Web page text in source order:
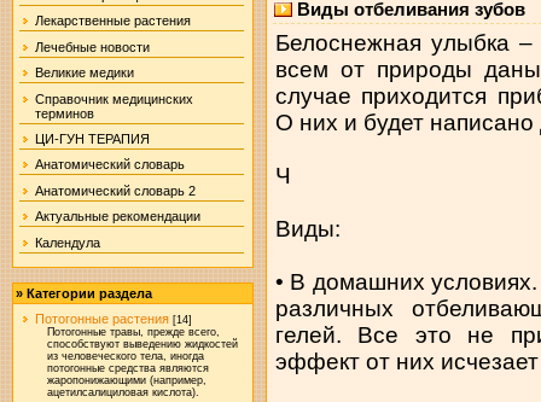
Лекарственные растения
Лечебные новости
Великие медики
Справочник медицинских
терминов
ЦИ-ГУН ТЕРАПИЯ
Анатомический словарь
Анатомический словарь 2
Актуальные рекомендации
Календула
» Категории раздела
Потогонные растения [14]
Потогонные травы, прежде всего,
способствуют выведению жидкостей
из человеческого тела, иногда
потогонные средства являются
жаропонижающими (например,
ацетилсалициловая кислота).
Виды отбеливания зубов
Белоснежная улыбка
всем от природы
случае приходится
О них и будет написано
Ч
Виды:
• В домашних
различных
гелей. Все это не
эффект от них